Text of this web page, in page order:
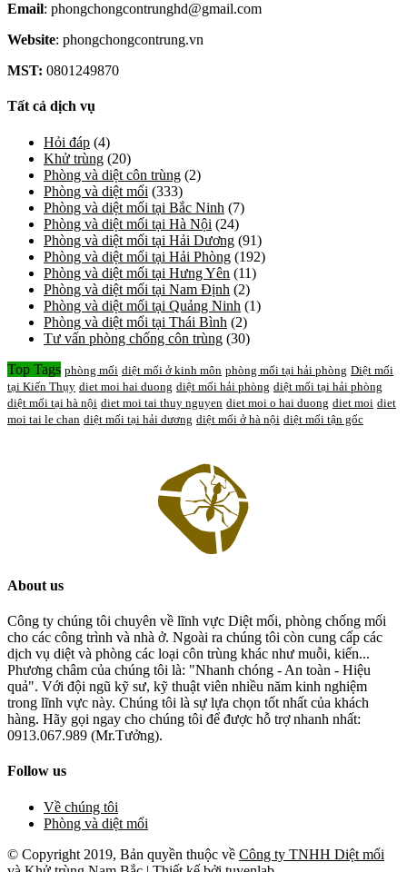
Email: phongchongcontrunghd@gmail.com
Website: phongchongcontrung.vn
MST: 0801249870
Tất cả dịch vụ
Hỏi đáp (4)
Khử trùng (20)
Phòng và diệt côn trùng (2)
Phòng và diệt mối (333)
Phòng và diệt mối tại Bắc Ninh (7)
Phòng và diệt mối tại Hà Nội (24)
Phòng và diệt mối tại Hải Dương (91)
Phòng và diệt mối tại Hải Phòng (192)
Phòng và diệt mối tại Hưng Yên (11)
Phòng và diệt mối tại Nam Định (2)
Phòng và diệt mối tại Quảng Ninh (1)
Phòng và diệt mối tại Thái Bình (2)
Tư vấn phòng chống côn trùng (30)
Top Tags phòng mối diệt mối ở kinh môn phòng mối tại hải phòng Diệt mối
tại Kiến Thụy diet moi hai duong diệt mối hải phòng diệt mối tại hải phòng
diệt mối tại hà nội diet moi tai thuy nguyen diet moi o hai duong diet moi diet
moi tai le chan diệt mối tại hải dương diệt mối ở hà nội diệt mối tận gốc
About us
Công ty chúng tôi chuyên về lĩnh vực Diệt mối, phòng chống mối
cho các công trình và nhà ở. Ngoài ra chúng tôi còn cung cấp các
dịch vụ diệt và phòng các loại côn trùng khác như muỗi, kiến...
Phương châm của chúng tôi là: "Nhanh chóng - An toàn - Hiệu
quả". Với đội ngũ kỹ sư, kỹ thuật viên nhiều năm kinh nghiệm
trong lĩnh vực này. Chúng tôi là sự lựa chọn tốt nhất của khách
hàng. Hãy gọi ngay cho chúng tôi để được hỗ trợ nhanh nhất:
0913.067.989 (Mr.Tưởng).
Follow us
Về chúng tôi
Phòng và diệt mối
© Copyright 2019, Bản quyền thuộc về Công ty TNHH Diệt mối